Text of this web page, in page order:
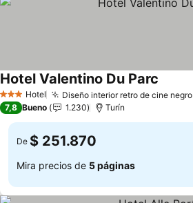
3 Estrellas
Hotel Diseño interior retro de cine negro
Hotel Valentino Du Parc
7,8 Bueno 1.230 Turín
De $ 251.870
Mira precios de 5 páginas